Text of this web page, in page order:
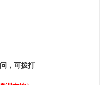
，可拨打